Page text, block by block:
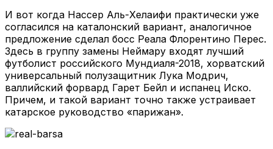
И вот когда Нассер Аль-Хелаифи практически уже
согласился на каталонский вариант, аналогичное
предложение сделал босс Реала Флорентино Перес.
Здесь в группу замены Неймару входят лучший
футболист российского Мундиаля-2018, хорватский
универсальный полузащитник Лука Модрич,
валлийский форвард Гарет Бейл и испанец Иско.
Причем, и такой вариант точно также устраивает
катарское руководство «парижан».